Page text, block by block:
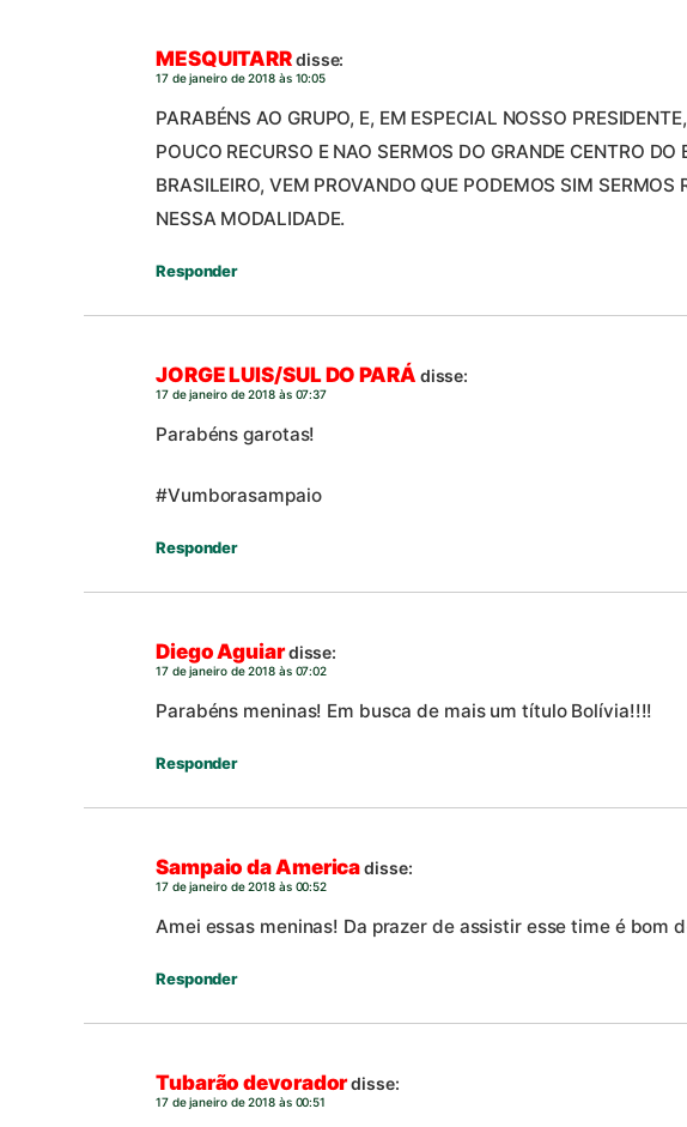
MESQUITARRdisse:
17 de janeiro de 2018 às 10:05
PARABÉNS AO GRUPO, E, EM ESPECIAL NOSSO
POUCO RECURSO E NAO SERMOS DO GRANDE CENTRO DO
BRASILEIRO, VEM PROVANDO QUE PODEMOS SIM SERMOS
NESSA MODALIDADE.
Responder
JORGE LUIS/SUL DO PARÁ disse:
17 de janeiro de 2018 às 07:37
Parabéns garotas!
#Vumborasampaio
Responder
Diego Aguiardisse:
17 de janeiro de 2018 às 07:02
Parabéns meninas! Em busca de mais um título Bolívia!!!!
Responder
Sampaio da Americadisse:
17 de janeiro de 2018 às 00:52
Amei essas meninas! Da prazer de assistir esse time é bom
Responder
Tubarão devoradordisse:
17 de janeiro de 2018 às 00:51